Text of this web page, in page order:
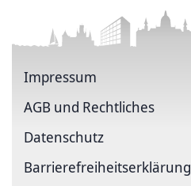
Impressum
AGB und Rechtliches
Datenschutz
Barriere­freiheits­erklärung